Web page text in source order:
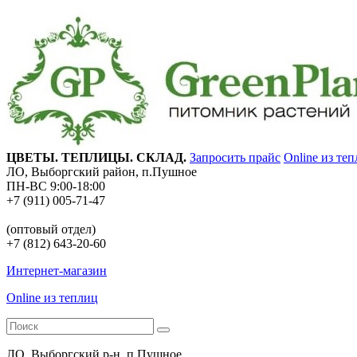
ЦВЕТЫ. ТЕПЛИЦЫ. СКЛАД. Запросить прайс Online из
ЛО, Выборгский район, п.Пушное
ПН-ВС 9:00-18:00
+7 (911) 005-71-47
(оптовый отдел)
+7 (812) 643-20-60
Интернет-магазин
Online из теплиц
ЛО, Выборгский р-н, п.Пушное